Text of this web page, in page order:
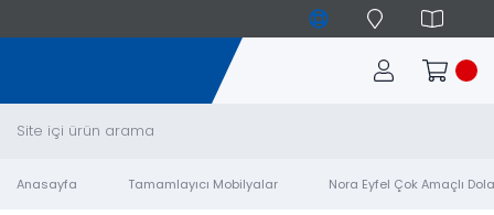
Anasayfa Tamamlayıcı Mobilyalar Nora Eyfel Çok Amaçlı